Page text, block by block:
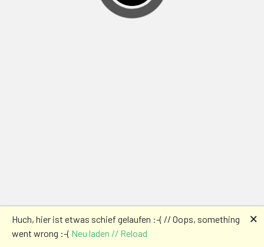
Huch, hier ist etwas schief gelaufen :-( // Oops, something
went wrong :-( Neu laden // Reload
🗙